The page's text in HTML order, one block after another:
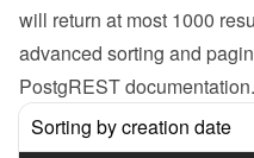
will return at most 1000
advanced sorting and
PostgREST documentation.
Sorting by creation date